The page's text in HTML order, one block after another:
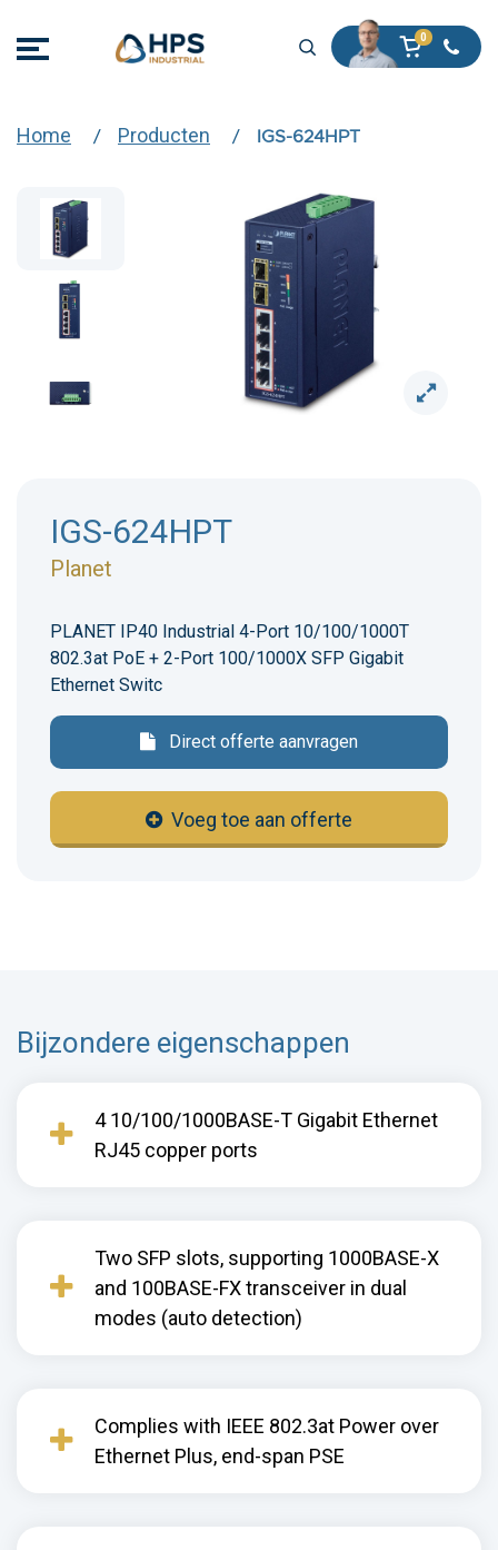
Home Producten IGS-624HPT
IGS-624HPT
Planet
PLANET IP40 Industrial 4-Port 10/100/1000T
802.3at PoE + 2-Port 100/1000X SFP Gigabit
Ethernet Switc
Direct offerte aanvragen
Voeg toe aan offerte
Bijzondere eigenschappen
4 10/100/1000BASE-T Gigabit Ethernet
RJ45 copper ports
Two SFP slots, supporting 1000BASE-X
and 100BASE-FX transceiver in dual
modes (auto detection)
Complies with IEEE 802.3at Power over
Ethernet Plus, end-span PSE